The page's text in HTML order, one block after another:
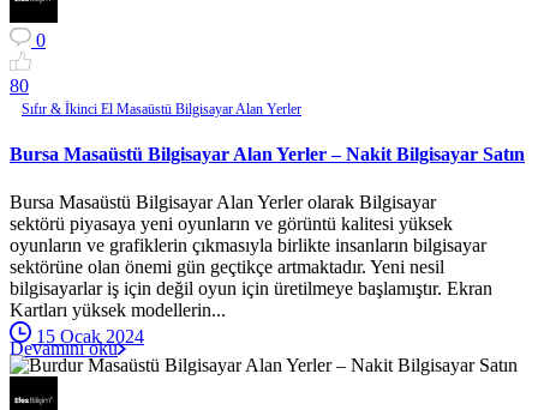
0
80
Sıfır & İkinci El Masaüstü Bilgisayar Alan Yerler
Bursa Masaüstü Bilgisayar Alan Yerler – Nakit Bilgisayar Satın
Bursa Masaüstü Bilgisayar Alan Yerler olarak Bilgisayar
sektörü piyasaya yeni oyunların ve görüntü kalitesi yüksek
oyunların ve grafiklerin çıkmasıyla birlikte insanların bilgisayar
sektörüne olan önemi gün geçtikçe artmaktadır. Yeni nesil
bilgisayarlar iş için değil oyun için üretilmeye başlamıştır. Ekran
Kartları yüksek modellerin...
15 Ocak 2024
Devamını oku